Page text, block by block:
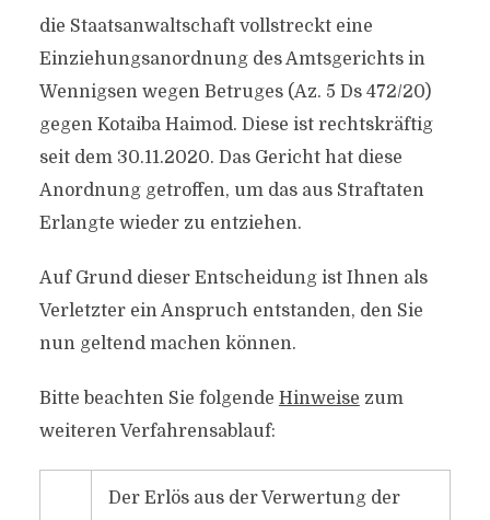
die Staatsanwaltschaft vollstreckt eine
Einziehungsanordnung des Amtsgerichts in
Wennigsen wegen Betruges (Az. 5 Ds 472/​20)
gegen Kotaiba Haimod. Diese ist rechtskräftig
seit dem 30.11.2020. Das Gericht hat diese
Anordnung getroffen, um das aus Straftaten
Erlangte wieder zu entziehen.
Auf Grund dieser Entscheidung ist Ihnen als
Verletzter ein Anspruch entstanden, den Sie
nun geltend machen können.
Bitte beachten Sie folgende Hinweise zum
weiteren Verfahrensablauf:
Der Erlös aus der Verwertung der